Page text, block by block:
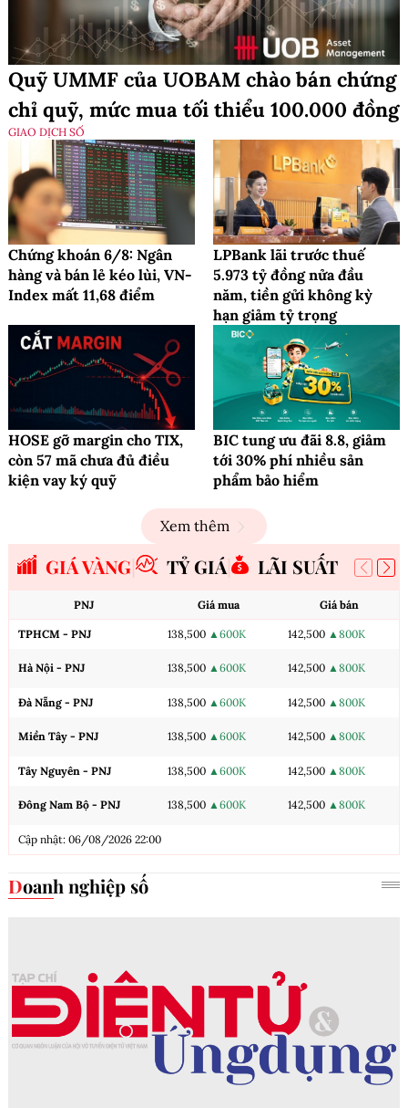
Quỹ UMMF của UOBAM chào bán chứng
chỉ quỹ, mức mua tối thiểu 100.000 đồng
GIAO DỊCH SỐ
Chứng khoán 6/8: Ngân
hàng và bán lẻ kéo lùi, VN-
Index mất 11,68 điểm
LPBank lãi trước thuế
5.973 tỷ đồng nửa đầu
năm, tiền gửi không kỳ
hạn giảm tỷ trọng
HOSE gỡ margin cho TIX,
còn 57 mã chưa đủ điều
kiện vay ký quỹ
BIC tung ưu đãi 8.8, giảm
tới 30% phí nhiều sản
phẩm bảo hiểm
Xem thêm
GIÁ VÀNG TỶ GIÁ LÃI SUẤT
PNJ Giá mua Giá bán
TPHCM - PNJ 138,500 ▲600K 142,500 ▲800K
Hà Nội - PNJ 138,500 ▲600K 142,500 ▲800K
Đà Nẵng - PNJ 138,500 ▲600K 142,500 ▲800K
Miền Tây - PNJ 138,500 ▲600K 142,500 ▲800K
Tây Nguyên - PNJ 138,500 ▲600K 142,500 ▲800K
Đông Nam Bộ - PNJ 138,500 ▲600K 142,500 ▲800K
Cập nhật: 06/08/2026 22:00
Doanh nghiệp số